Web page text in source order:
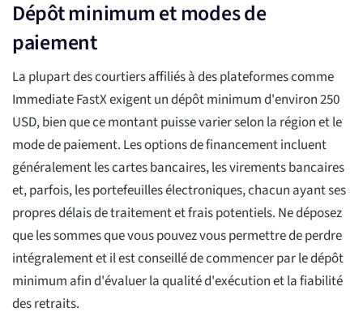
Dépôt minimum et modes de
paiement
La plupart des courtiers affiliés à des plateformes comme
Immediate FastX exigent un dépôt minimum d'environ 250
USD, bien que ce montant puisse varier selon la région et le
mode de paiement. Les options de financement incluent
généralement les cartes bancaires, les virements bancaires
et, parfois, les portefeuilles électroniques, chacun ayant ses
propres délais de traitement et frais potentiels. Ne déposez
que les sommes que vous pouvez vous permettre de perdre
intégralement et il est conseillé de commencer par le dépôt
minimum afin d'évaluer la qualité d'exécution et la fiabilité
des retraits.